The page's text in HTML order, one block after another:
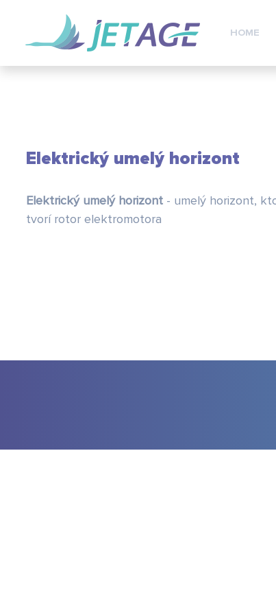
HOME
Elektrický umelý horizont
Elektrický umelý horizont - umelý horizont,
tvorí rotor elektromotora